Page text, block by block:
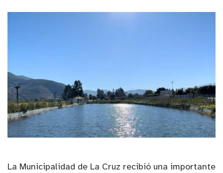
La Municipalidad de La Cruz recibió una importante